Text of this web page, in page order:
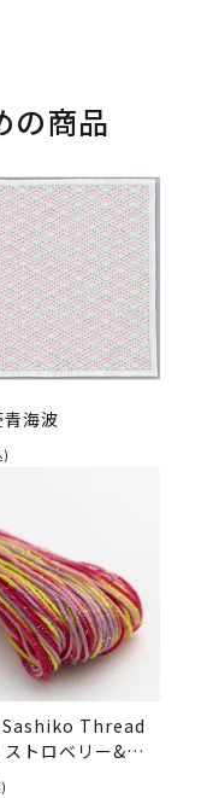
の商品
海波
)
Thread
トロベリー&ク
ット＜552＞